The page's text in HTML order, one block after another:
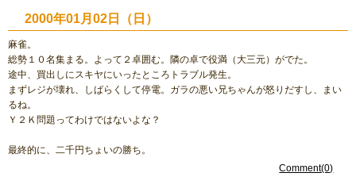
2000年01月02日（日）
麻雀。
総勢１０名集まる。よって２卓囲む。隣の卓で役満（大三元）がでた。
途中、買出しにスキヤにいったところトラブル発生。
まずレジが壊れ、しばらくして停電。ガラの悪い兄ちゃんが怒りだすし、まい
るね。
Ｙ２Ｋ問題ってわけではないよな？
最終的に、二千円ちょいの勝ち。
Comment(0)